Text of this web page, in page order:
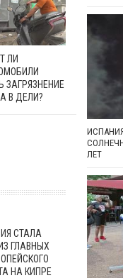
ЛИ
ЗАГРЯЗНЕНИЕ
В ДЕЛИ?
СТАЛА
ГЛАВНЫХ
НА КИПРЕ
ЛЕТ